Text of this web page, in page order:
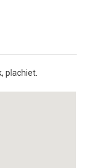
plachiet.